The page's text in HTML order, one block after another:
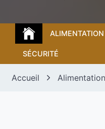
SÉCURITÉ
Accueil